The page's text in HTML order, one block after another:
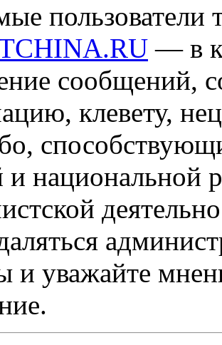
пользователи
— в
сообщений,
клевету,
и национальной
и уважайте